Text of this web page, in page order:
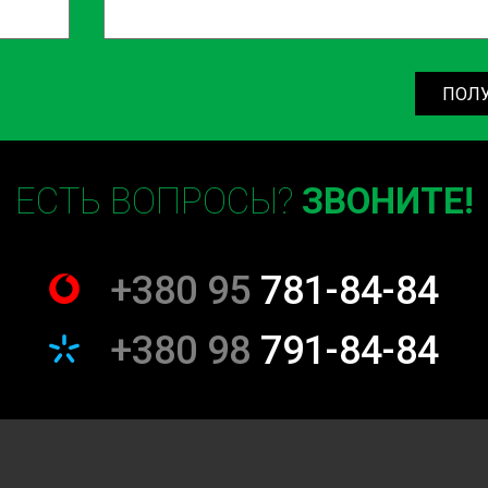
и необходимость ее
и обслуживанию
который поможет
ЕСТЬ ВОПРОСЫ? ЗВОНИТЕ!
+380 95 781-84-84
+380 98 791-84-84